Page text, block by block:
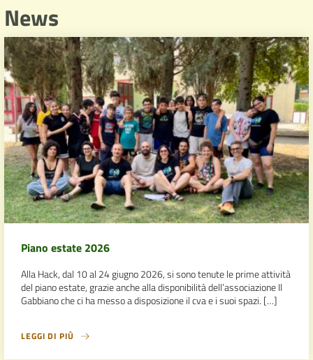
News
Piano estate 2026
Alla Hack, dal 10 al 24 giugno 2026, si sono tenute le prime attività
del piano estate, grazie anche alla disponibilità dell’associazione Il
Gabbiano che ci ha messo a disposizione il cva e i suoi spazi. […]
LEGGI DI PIÙ